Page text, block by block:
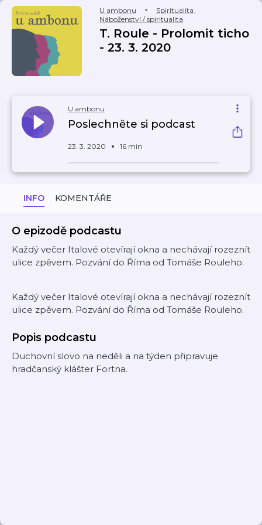
U ambonu Spiritualita,
Náboženství / spiritualita
T. Roule - Prolomit ticho
- 23. 3. 2020
U ambonu
Poslechněte si podcast
23. 3. 2020 16 min
INFO KOMENTÁŘE
O epizodě podcastu
Každý večer Italové otevírají okna a nechávají rozeznít
ulice zpěvem. Pozvání do Říma od Tomáše Rouleho.
Každý večer Italové otevírají okna a nechávají rozeznít
ulice zpěvem. Pozvání do Říma od Tomáše Rouleho.
Popis podcastu
Duchovní slovo na neděli a na týden připravuje
hradčanský klášter Fortna.